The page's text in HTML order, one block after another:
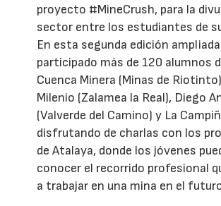
proyecto #MineCrush, para la
sector entre los estudiantes de
En esta segunda edición
participado más de 120 alumnos
Cuenca Minera (Minas de
Milenio (Zalamea la Real), Diego
(Valverde del Camino) y La
disfrutando de charlas con los
de Atalaya, donde los jóvenes
conocer el recorrido profesional
a trabajar en una mina en el